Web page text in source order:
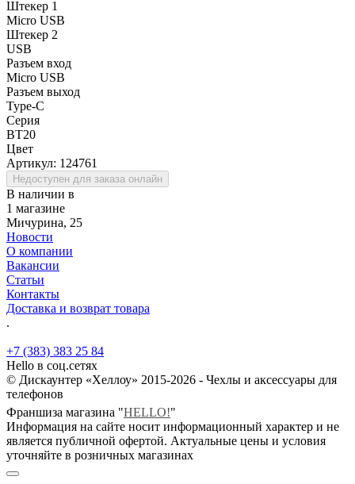
Штекер 1
Micro USB
Штекер 2
USB
Разъем вход
Micro USB
Разъем выход
Type-C
Серия
BT20
Цвет
Артикул: 124761
Недоступен для заказа онлайн
В наличии в
1 магазине
Мичурина, 25
Новости
О компании
Вакансии
Статьи
Контакты
Доставка и возврат товара
.
+7 (383) 383 25 84
Hello в соц.сетях
© Дискаунтер «Хеллоу» 2015-2026 - Чехлы и аксессуары для
телефонов
Франшиза магазина "HELLO!"
Информация на сайте носит информационный характер и не
является публичной офертой. Актуальные цены и условия
уточняйте в розничных магазинах